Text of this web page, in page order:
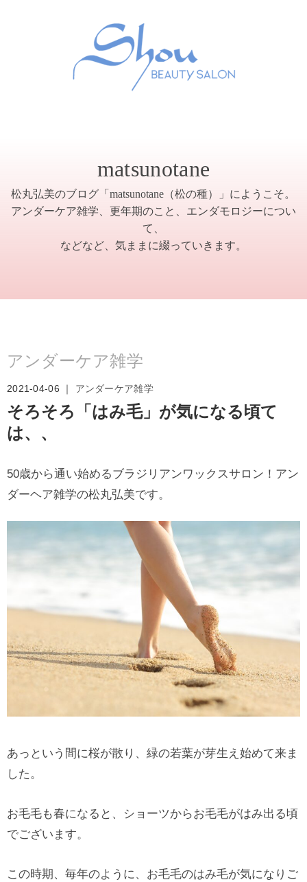
matsunotane
松丸弘美のブログ「matsunotane（松の種）」にようこそ。
アンダーケア雑学、更年期のこと、エンダモロジーについ
て、
などなど、気ままに綴っていきます。
アンダーケア雑学
2021-04-06 ｜ アンダーケア雑学
そろそろ「はみ毛」が気になる頃て
は、、
50歳から通い始めるブラジリアンワックスサロン！アン
ダーヘア雑学の松丸弘美です。
あっという間に桜が散り、緑の若葉が芽生え始めて来ま
した。
お毛毛も春になると、ショーツからお毛毛がはみ出る頃
でございます。
この時期、毎年のように、お毛毛のはみ毛が気になりご